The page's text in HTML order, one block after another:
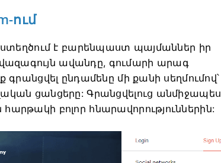
ում
ստեղծում է բարենպաստ պայմաններ իր
ավանդը, գումարի արագ
գրանցվել ընդամենը մի քանի սեղմումով՝
ցանցերը: Գրանցվելուց անմիջապես
բոլոր հնարավորություններին: